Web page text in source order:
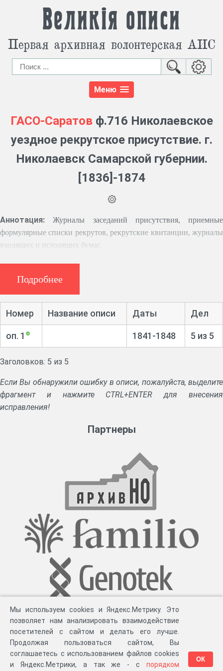
Великія описи
Первая архивная волонтерская АИС
Меню
ГАСО-Саратовф.716 Николаевское
уездное рекрутское присутствие. г.
Николаевск Самарской губернии.
[1836]-1874
Аннотация:
Журналы заседаний присутствия, приемные
формулярные списки рекрутов, рекрутские квитанции, журналы
входящих и исходящих бумаг.
Подробнее
Номер Название описи Даты Дел
оп. 1 1841-1848 5 из 5
Заголовков: 5 из 5
Если Вы обнаружили ошибку в описи, пожалуйста, выделите
фрагмент и нажмите CTRL+ENTER для внесения
исправления!
Партнеры
Мы используем cookies и Яндекс.Метрику. Это
позволяет нам анализировать взаимодействие
посетителей с сайтом и делать его лучше.
Продолжая пользоваться сайтом, Вы
соглашаетесь с использованием файлов cookies
и Яндекс.Метрики, а так же - с порядком
ОК